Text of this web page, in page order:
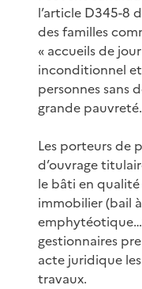
l’article D345-8
des familles
« accueils de
inconditionnel et
personnes sans
grande pauvreté.
Les porteurs de
d’ouvrage
le bâti en
immobilier (bail
gestionnaires
acte juridique
travaux.